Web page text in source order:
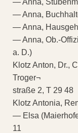
— Anna,
— Anna,
— Anna, Ob.-
a. D.)
Klotz Anton, Dr.,
Troger¬
straße 2, T 29 48
Klotz Antonia,
— Elsa
11